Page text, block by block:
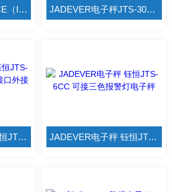
JADEVER电子秤 JCE（I）-1.5kg可外接电脑电子秤 钰恒JCE（I）-1.5kg/0.1 JADEVER电子秤JTS-30CC 钰恒JTS-30CC自带三色警示灯电子秤
JADEVER电子秤 钰恒JTS-15CC电子秤 RS-232接口外接电脑、打印机 JADEVER电子秤 钰恒JTS-6CC 可接三色报警灯电子秤